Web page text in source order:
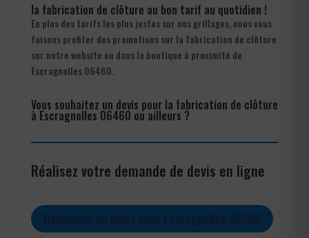
la fabrication de clôture au bon tarif au quotidien !
En plus des tarifs les plus justes sur nos grillages, nous vous
faisons profiter des promotions sur la fabrication de clôture
sur notre website ou dans la boutique à proximité de
Escragnolles 06460.
Vous souhaitez un devis pour la fabrication de clôture
à Escragnolles 06460 ou ailleurs ?
Réalisez votre demande de devis en ligne